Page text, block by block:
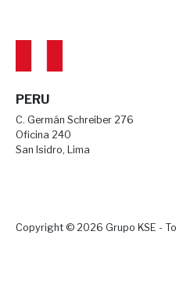
PERU
C. Germán Schreiber 276
Oficina 240
San Isidro, Lima
Copyright © 2026 Grupo KSE -